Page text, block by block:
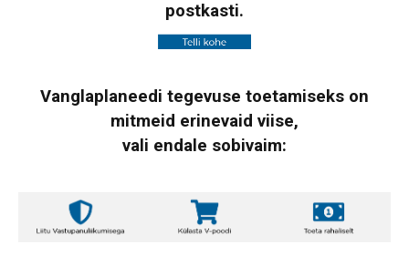
postkasti.
Vanglaplaneedi tegevuse toetamiseks on
mitmeid erinevaid viise,
vali endale sobivaim: